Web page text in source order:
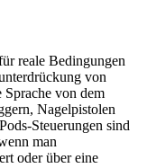
reale Bedingungen
von
Sprache von dem
Nagelpistolen
Steuerungen sind
man
oder über eine